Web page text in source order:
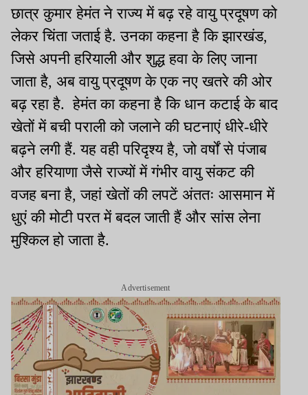
छात्र कुमार हेमंत ने राज्य में बढ़ रहे वायु प्रदूषण को
लेकर चिंता जताई है. उनका कहना है कि झारखंड,
जिसे अपनी हरियाली और शुद्ध हवा के लिए जाना
जाता है, अब वायु प्रदूषण के एक नए खतरे की ओर
बढ़ रहा है. हेमंत का कहना है कि धान कटाई के बाद
खेतों में बची पराली को जलाने की घटनाएं धीरे-धीरे
बढ़ने लगी हैं. यह वही परिदृश्य है, जो वर्षों से पंजाब
और हरियाणा जैसे राज्यों में गंभीर वायु संकट की
वजह बना है, जहां खेतों की लपटें अंततः आसमान में
धुएं की मोटी परत में बदल जाती हैं और सांस लेना
मुश्किल हो जाता है.
Advertisement